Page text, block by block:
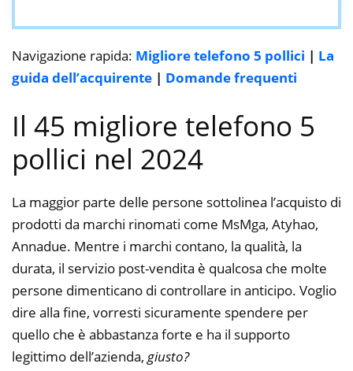
Navigazione rapida: Migliore telefono 5 pollici | La
guida dell’acquirente | Domande frequenti
Il 45 migliore telefono 5
pollici nel 2024
La maggior parte delle persone sottolinea l’acquisto di
prodotti da marchi rinomati come MsMga, Atyhao,
Annadue. Mentre i marchi contano, la qualità, la
durata, il servizio post-vendita è qualcosa che molte
persone dimenticano di controllare in anticipo. Voglio
dire alla fine, vorresti sicuramente spendere per
quello che è abbastanza forte e ha il supporto
legittimo dell’azienda, giusto?